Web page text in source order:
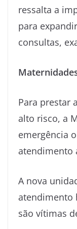
ressalta a
para
consultas,
Para prestar
alto risco, a
emergência
atendimento
A nova
atendimento
são vítimas